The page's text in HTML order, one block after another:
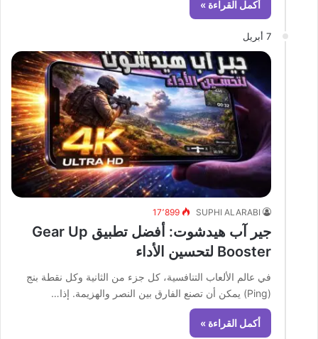
أكمل القراءة »
7 أبريل
SUPHI ALARABI 17٬899
جير آب هيدشوت: أفضل تطبيق Gear Up
Booster لتحسين الأداء
في عالم الألعاب التنافسية، كل جزء من الثانية وكل نقطة بنج
(Ping) يمكن أن تصنع الفارق بين النصر والهزيمة. إذا…
أكمل القراءة »